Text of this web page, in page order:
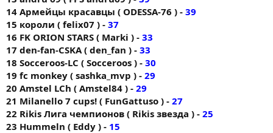
14 Армейцы красавцы ( ODESSA-76 ) - 39
15 короли ( felix07 ) - 37
16 FK ORION STARS ( Markі ) - 33
17 den-fan-CSKA ( den_fan ) - 33
18 Socceroos-LC ( Socceroos ) - 30
19 fc monkey ( sashka_mvp ) - 29
20 Amstel LCh ( Amstel84 ) - 29
21 Milanello 7 cups! ( FunGattuso ) - 27
22 Rikis Лига чемпионов ( Rikis звезда ) - 25
23 Hummeln ( Eddy ) - 15